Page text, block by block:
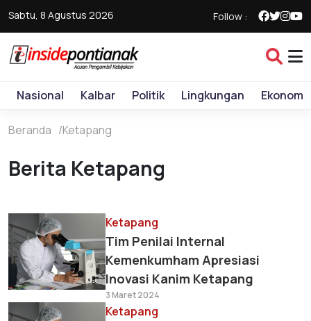
Sabtu, 8 Agustus 2026 Follow :
Nasional Kalbar Politik Lingkungan Ekonomi
Beranda Ketapang
Berita Ketapang
Ketapang
Tim Penilai Internal
Kemenkumham Apresiasi
Inovasi Kanim Ketapang
3 Maret 2024
Ketapang